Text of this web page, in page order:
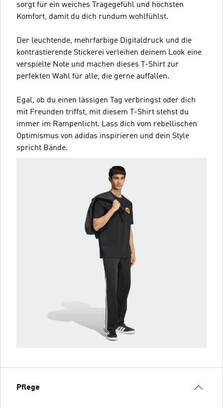
sorgt für ein weiches Tragegefühl und höchsten
Komfort, damit du dich rundum wohlfühlst.
Der leuchtende, mehrfarbige Digitaldruck und die
kontrastierende Stickerei verleihen deinem Look eine
verspielte Note und machen dieses T-Shirt zur
perfekten Wahl für alle, die gerne auffallen.
Egal, ob du einen lässigen Tag verbringst oder dich
mit Freunden triffst, mit diesem T-Shirt stehst du
immer im Rampenlicht. Lass dich vom rebellischen
Optimismus von adidas inspirieren und dein Style
spricht Bände.
Pflege